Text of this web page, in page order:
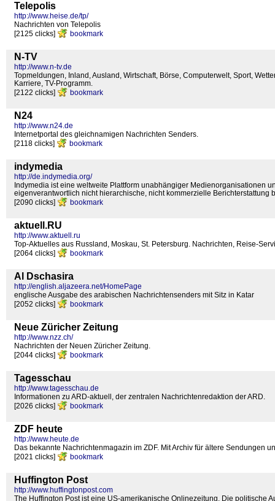
Telepolis
http://www.heise.de/tp/
Nachrichten von Telepolis
[2125 clicks]
bookmark
N-TV
http://www.n-tv.de
Topmeldungen, Inland, Ausland, Wirtschaft, Börse, Computerwelt, Sport,
Karriere, TV-Programm.
[2122 clicks]
bookmark
N24
http://www.n24.de
Internetportal des gleichnamigen Nachrichten Senders.
[2118 clicks]
bookmark
indymedia
http://de.indymedia.org/
Indymedia ist eine weltweite Plattform unabhängiger Medienorganisationen
eigenverantwortlich nicht hierarchische, nicht kommerzielle Berichterstattung
[2090 clicks]
bookmark
aktuell.RU
http://www.aktuell.ru
Top-Aktuelles aus Russland, Moskau, St. Petersburg. Nachrichten, Reise-
[2064 clicks]
bookmark
Al Dschasira
http://english.aljazeera.net/HomePage
englische Ausgabe des arabischen Nachrichtensenders mit Sitz in Katar
[2052 clicks]
bookmark
Neue Züricher Zeitung
http://www.nzz.ch/
Nachrichten der Neuen Züricher Zeitung.
[2044 clicks]
bookmark
Tagesschau
http://www.tagesschau.de
Informationen zu ARD-aktuell, der zentralen Nachrichtenredaktion der ARD.
[2026 clicks]
bookmark
ZDF heute
http://www.heute.de
Das bekannte Nachrichtenmagazin im ZDF. Mit Archiv für ältere Sendungen
[2021 clicks]
bookmark
Huffington Post
http://www.huffingtonpost.com
The Huffington Post ist eine US-amerikanische Onlinezeitung. Die politische